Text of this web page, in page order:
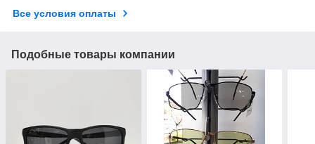
Все условия оплаты
Подобные товары компании